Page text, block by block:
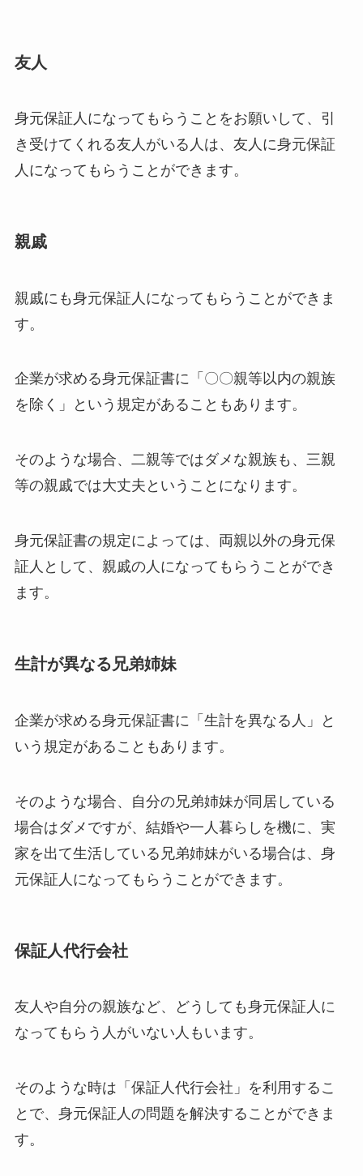
友人
身元保証人になってもらうことをお願いして、引
き受けてくれる友人がいる人は、友人に身元保証
人になってもらうことができます。
親戚
親戚にも身元保証人になってもらうことができま
す。
企業が求める身元保証書に「〇〇親等以内の親族
を除く」という規定があることもあります。
そのような場合、二親等ではダメな親族も、三親
等の親戚では大丈夫ということになります。
身元保証書の規定によっては、両親以外の身元保
証人として、親戚の人になってもらうことができ
ます。
生計が異なる兄弟姉妹
企業が求める身元保証書に「生計を異なる人」と
いう規定があることもあります。
そのような場合、自分の兄弟姉妹が同居している
場合はダメですが、結婚や一人暮らしを機に、実
家を出て生活している兄弟姉妹がいる場合は、身
元保証人になってもらうことができます。
保証人代行会社
友人や自分の親族など、どうしても身元保証人に
なってもらう人がいない人もいます。
そのような時は 「保証人代行会社」 を利用するこ
とで、身元保証人の問題を解決することができま
す。